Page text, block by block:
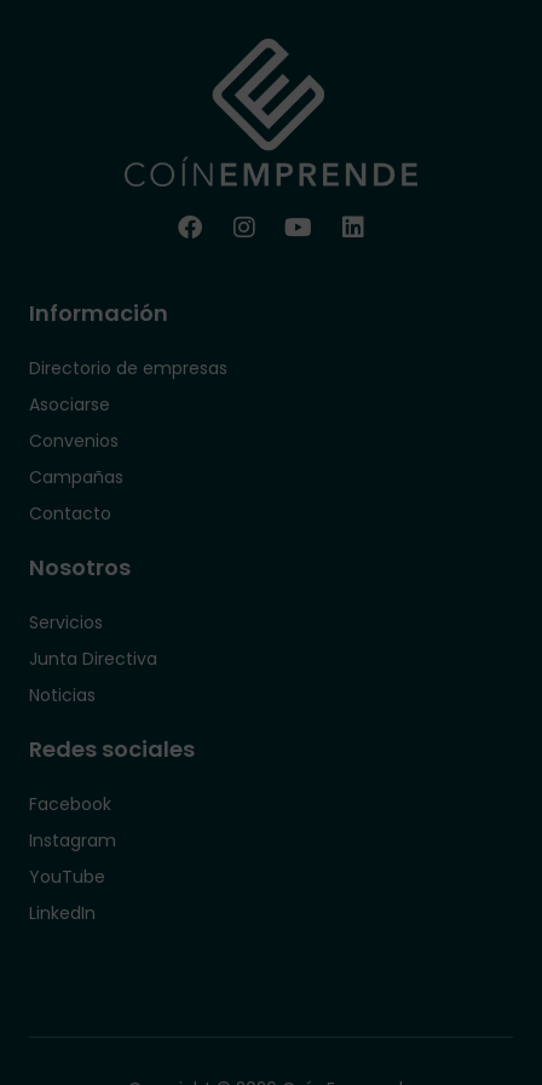
Información
Directorio de empresas
Asociarse
Convenios
Campañas
Contacto
Nosotros
Servicios
Junta Directiva
Noticias
Redes sociales
Facebook
Instagram
YouTube
LinkedIn